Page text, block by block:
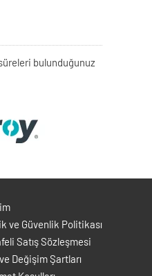
bulunduğunuz
ve Güvenlik Politikası
Satış Sözleşmesi
Değişim Şartları